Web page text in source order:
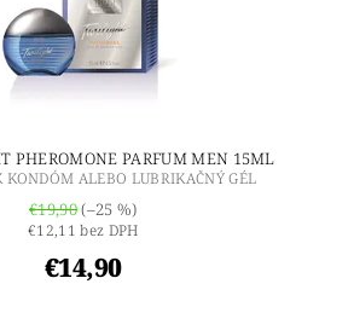
PHEROMONE PARFUM MEN 15ML
KONDÓM ALEBO LUBRIKAČNÝ GÉL
€19,90(–25 %)
€12,11 bez DPH
€14,90